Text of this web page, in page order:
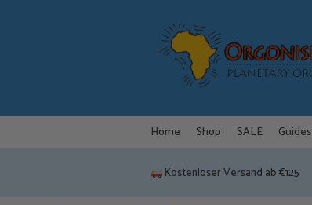
Home Shop SALE Guides
Kostenloser Versand ab €125